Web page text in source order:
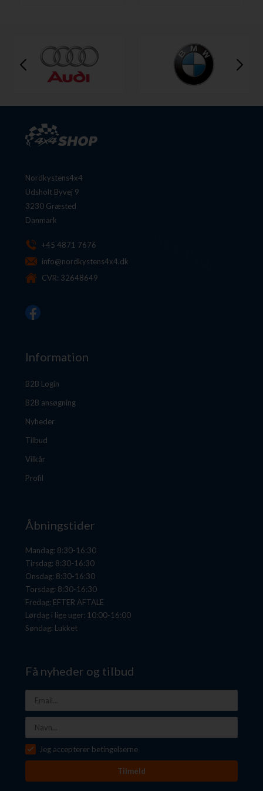
Nordkystens4x4
Udsholt Byvej 9
3230 Græsted
Danmark
+45 4871 7676
info@nordkystens4x4.dk
CVR: 32648649
Information
B2B Login
B2B ansøgning
Nyheder
Tilbud
Vilkår
Profil
Åbningstider
Mandag: 8:30-16:30
Tirsdag: 8:30-16:30
Onsdag: 8:30-16:30
Torsdag: 8:30-16:30
Fredag: EFTER AFTALE
Lørdag i lige uger: 10:00-16:00
Søndag: Lukket
Få nyheder og tilbud
Jeg accepterer betingelserne